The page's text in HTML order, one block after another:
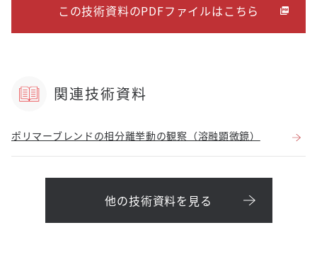
この技術資料のPDFファイルはこちら
関連技術資料
ポリマーブレンドの相分離挙動の観察（溶融顕微鏡）
他の技術資料を見る